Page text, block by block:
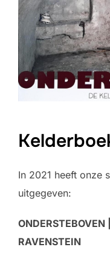
In 2021 heeft onze
uitgegeven:
ONDERSTEBOVEN
RAVENSTEIN